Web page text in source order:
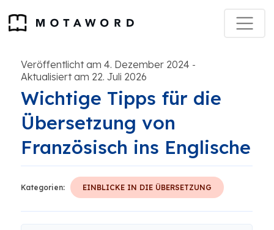
Veröffentlicht am 4. Dezember 2024 -
Aktualisiert am 22. Juli 2026
Wichtige Tipps für die
Übersetzung von
Französisch ins Englische
Kategorien: EINBLICKE IN DIE ÜBERSETZUNG